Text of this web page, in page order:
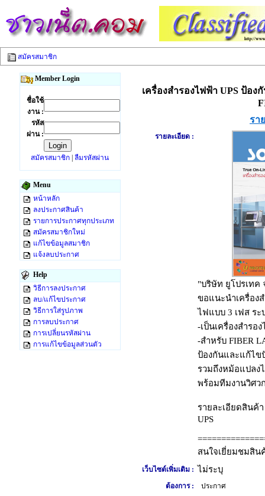
สมัครสมาชิก
Member Login
ชื่อใช้
งาน :
รหัส
ผ่าน :
สมัครสมาชิก ลืมรหัสผ่าน
Menu
หน้าหลัก
ลงประกาศสินค้า
รายการประกาศทุกประเภท
สมัครสมาชิกใหม่
แก้ไขข้อมูลสมาชิก
แจ้งลบประกาศ
Help
วิธีการลงประกาศ
ลบ/แก้ไขประกาศ
วิธีการใส่รูปภาพ
การลบประกาศ
การเปลี่ยนรหัสผ่าน
การแก้ไขข้อมูลส่วนตัว
เครื่องสำรองไฟฟ้า UPS ป้อ
รา
รายละเอียด :
"บริษัท ยูโปรเทค
ขอแนะนำเครื่องส
ไฟแบบ 3 เฟส ระ
-เป็นเครื่องสำร
-สำหรับ FIBER
ป้องกันและแก้ไข
รวมถึงหม้อแปลง
พร้อมทีมงานวิศว
รายละเอียดสินค้า
UPS
สนใจเยี่ยมชมสิ
เว็บไซต์เพิ่มเติม : ไม่ระบุ
ต้องการ :
ประกาศ